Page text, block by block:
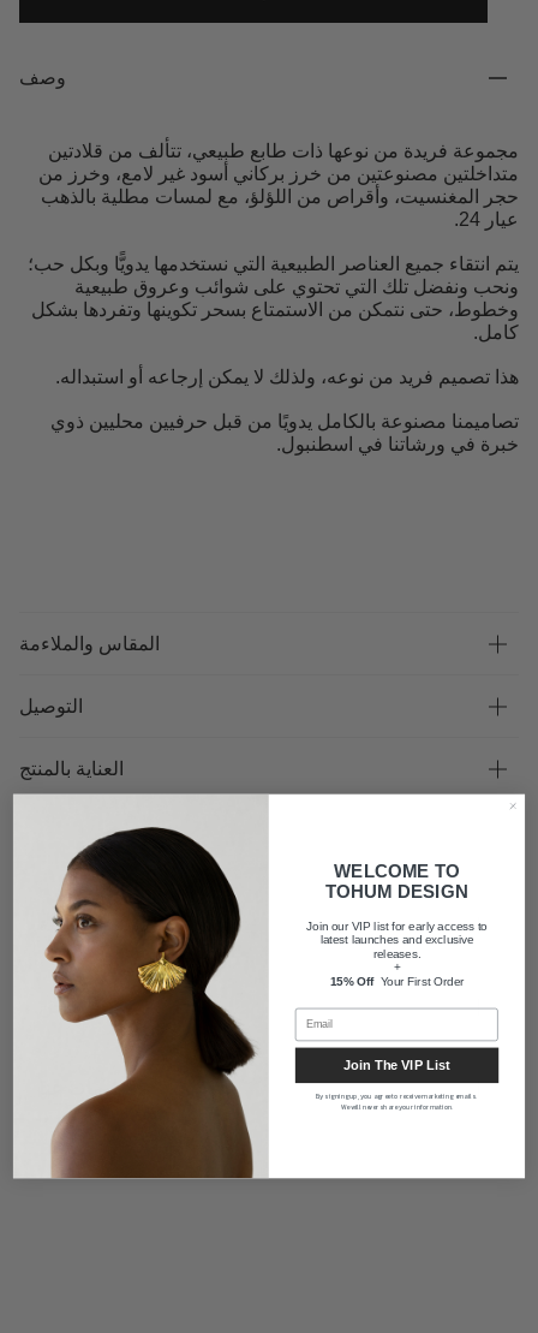
وصف
مجموعة فريدة من نوعها ذات طابع طبيعي، تتألف من قلادتين
متداخلتين مصنوعتين من خرز بركاني أسود غير لامع، وخرز من
حجر المغنسيت، وأقراص من اللؤلؤ، مع لمسات مطلية بالذهب
عيار 24.
يتم انتقاء جميع العناصر الطبيعية التي نستخدمها يدويًّا وبكل حب؛
ونحب ونفضل تلك التي تحتوي على شوائب وعروق طبيعية
وخطوط، حتى نتمكن من الاستمتاع بسحر تكوينها وتفردها بشكل
كامل.
هذا تصميم فريد من نوعه، ولذلك لا يمكن إرجاعه أو استبداله.
تصاميمنا مصنوعة بالكامل يدويًا من قبل حرفيين محليين ذوي
خبرة في ورشاتنا في اسطنبول.
المقاس والملاءمة
التوصيل
العناية بالمنتج
الأسئلة الشائعة
شحن
معلومات عنا
WELCOME TO
TOHUM DESIGN
Join our VIP list for early access to
latest launches and exclusive
releases.
+
15% OffYour First Order
Join The VIP List
By signing up, you agree to receive marketing emails.
We will never share your information.